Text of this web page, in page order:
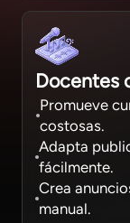
Docentes
Promueve
costosas.
Adapta
fácilmente.
Crea
manual.